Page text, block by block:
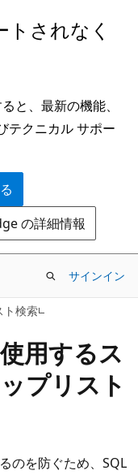
されなく
と、最新の機能、
テクニカル サポー
の詳細情報
サインイン
ト検索
用するス
プリスト
のを防ぐため、SQL